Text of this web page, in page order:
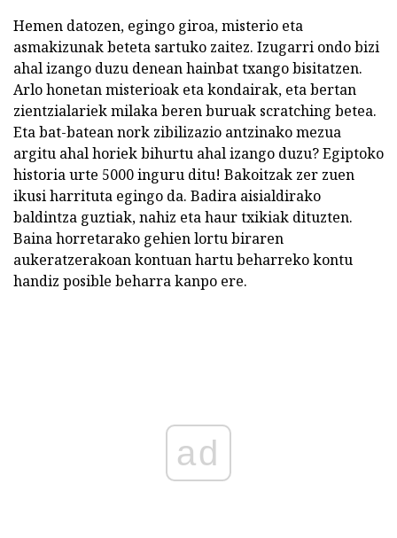
Hemen datozen, egingo giroa, misterio eta
asmakizunak beteta sartuko zaitez. Izugarri ondo bizi
ahal izango duzu denean hainbat txango bisitatzen.
Arlo honetan misterioak eta kondairak, eta bertan
zientzialariek milaka beren buruak scratching betea.
Eta bat-batean nork zibilizazio antzinako mezua
argitu ahal horiek bihurtu ahal izango duzu? Egiptoko
historia urte 5000 inguru ditu! Bakoitzak zer zuen
ikusi harrituta egingo da. Badira aisialdirako
baldintza guztiak, nahiz eta haur txikiak dituzten.
Baina horretarako gehien lortu biraren
aukeratzerakoan kontuan hartu beharreko kontu
handiz posible beharra kanpo ere.
ad